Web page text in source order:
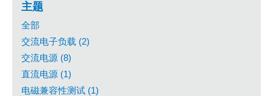
主题
全部
交流电子负载 (2)
交流电源 (8)
直流电源 (1)
电磁兼容性测试 (1)